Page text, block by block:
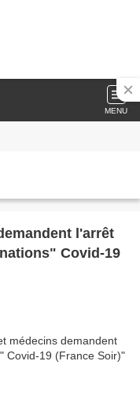
MENU
l'arrêt
Covid-19